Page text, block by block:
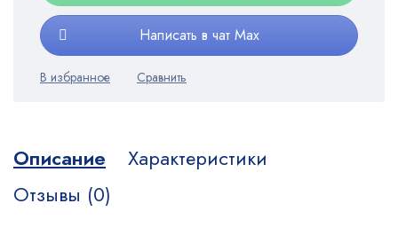
Написать в чат Max
Описание
Характеристики
Отзывы (0)